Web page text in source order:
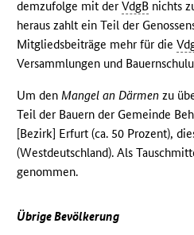
demzufolge mit derVdgB nichts
heraus zahlt ein Teil der
Mitgliedsbeiträge mehr für die
Versammlungen und
Um denMangel an Därmen zu
Teil der Bauern der Gemeinde
[Bezirk] Erfurt (ca. 50 Prozent),
(Westdeutschland). Als
genommen.
Übrige Bevölkerung